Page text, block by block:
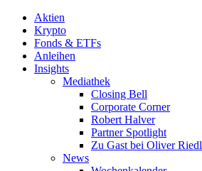
Aktien
Krypto
Fonds & ETFs
Anleihen
Insights
Mediathek
Closing Bell
Corporate Corner
Robert Halver
Partner Spotlight
Zu Gast bei Oliver Riedl
News